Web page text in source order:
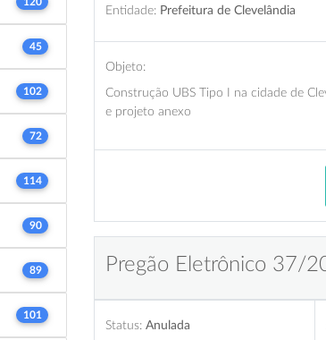
45
102
72
114
90
89
101
Entidade: Prefeitura de Clevelândia
Objeto:
Construção UBS Tipo I na cidade de
e projeto anexo
Pregão Eletrônico 37/
Status: Anulada